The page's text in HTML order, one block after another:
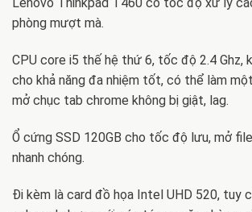
phòng mượt mà.
CPU core i5 thế hệ thứ 6, tốc độ 2.4 Ghz,
cho khả năng đa nhiệm tốt, có thể làm
mở chục tab chrome không bị giật, lag.
Ổ cứng SSD 120GB cho tốc độ lưu, mở
nhanh chóng.
Đi kèm là card đồ họa Intel UHD 520, tuy